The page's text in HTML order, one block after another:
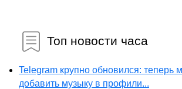
Топ новости часа
Telegram крупно обновился: теперь
добавить музыку в профили...